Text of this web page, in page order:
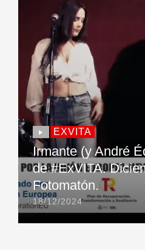
EXVITA
Irmante (y André
de #ExVITA.
Fotomatón.
18/12/2024